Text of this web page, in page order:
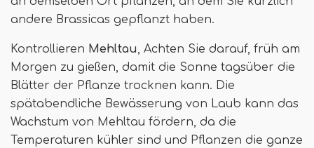
andere Brassicas gepflanzt haben.
Kontrollieren Mehltau, Achten Sie darauf, früh am
Morgen zu gießen, damit die Sonne tagsüber die
Blätter der Pflanze trocknen kann. Die
spätabendliche Bewässerung von Laub kann das
Wachstum von Mehltau fördern, da die
Temperaturen kühler sind und Pflanzen die ganze